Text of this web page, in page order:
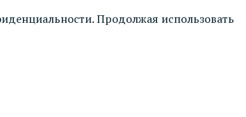
. Продолжая использовать